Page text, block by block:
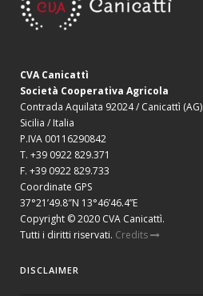
CVA Canicattì
Società Cooperativa Agricola
Contrada Aquilata 92024 / Canicattì (AG)
Sicilia / Italia
P.IVA 00116290842
T. +39 0922 829.371
F. +39 0922 829.733
Coordinate GPS
37°21’49.8″N 13°46’46.4”E
Copyright © 2020 CVA Canicattì.
Tutti i diritti riservati. Credits
DISCLAIMER